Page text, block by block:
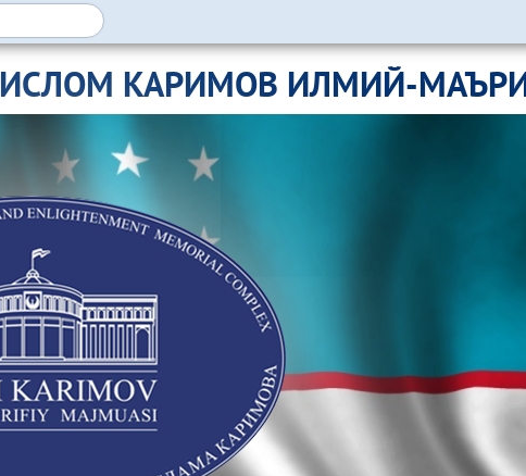
ИСЛОМ КАРИМОВ ИЛМИЙ-